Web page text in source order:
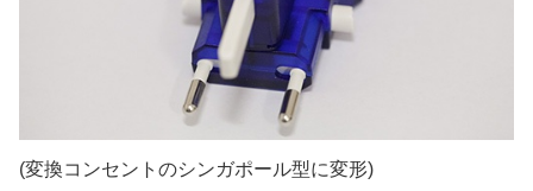
(変換コンセントのシンガポール型に変形)